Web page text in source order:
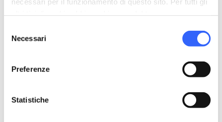
delNecessari
Preferenze
Statistiche
Il convento, che si trova nel comune di Vaglia a
directions Come arrivare